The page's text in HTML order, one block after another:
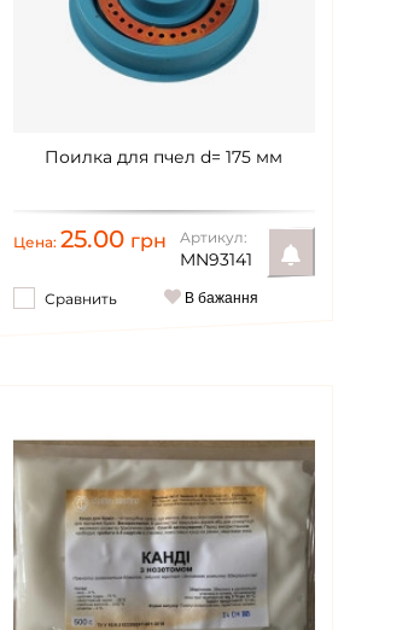
Поилка для пчел d= 175 мм
Цена: 25.00 грн Артикул:
MN93141
Сравнить В бажання